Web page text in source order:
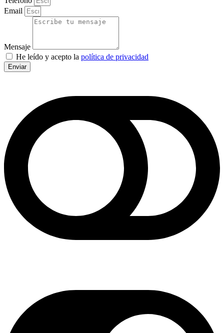
Email
Mensaje
He leído y acepto la política de privacidad
Enviar